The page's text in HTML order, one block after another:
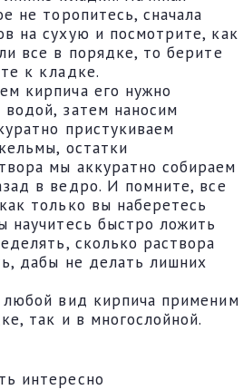
не торопитесь, сначала
на сухую и посмотрите, как
все в порядке, то берите
к кладке.
кирпича его нужно
затем наносим
пристукиваем
остатки
мы аккуратно собираем
в ведро. И помните, все
только вы наберетесь
научитесь быстро ложить
сколько раствора
дабы не делать лишних
вид кирпича применим
так и в многослойной.
интересно